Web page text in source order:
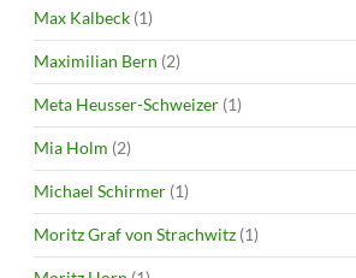
Max Kalbeck (1)
Maximilian Bern (2)
Meta Heusser-Schweizer (1)
Mia Holm (2)
Michael Schirmer (1)
Moritz Graf von Strachwitz (1)